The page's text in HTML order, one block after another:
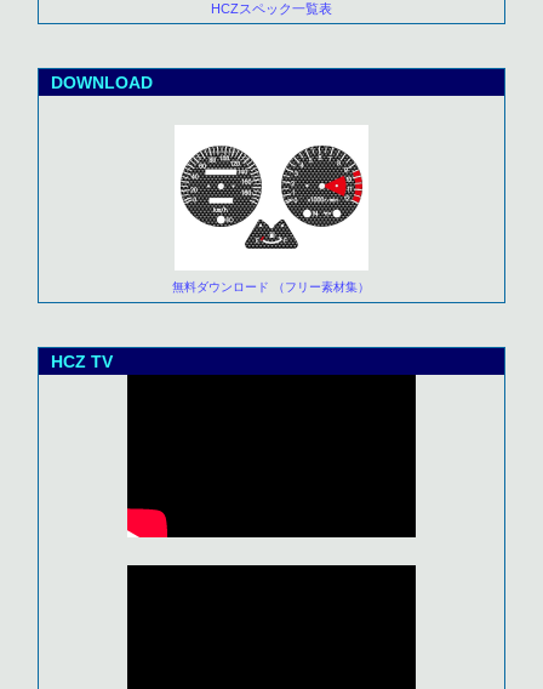
HCZスペック一覧表
DOWNLOAD
無料ダウンロード （フリー素材集）
HCZ TV